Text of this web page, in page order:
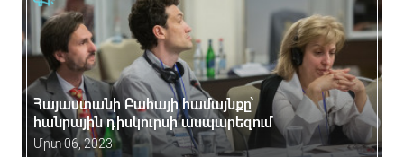
Հայաստանի Բահայի համայնքը՝
հանրային դիսկուրսի ասպարեզում
Մրտ 06, 2023